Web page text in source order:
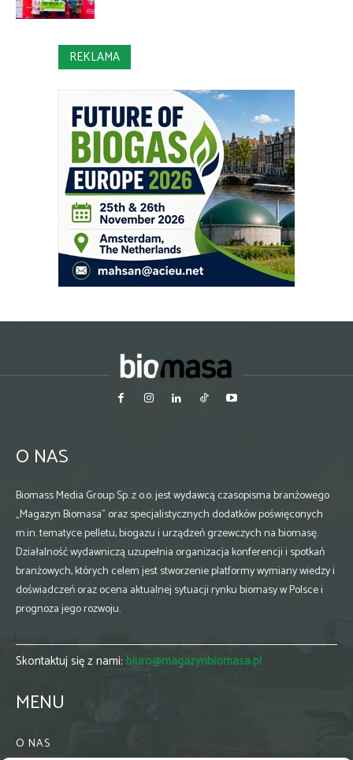
REKLAMA
O NAS
Biomass Media Group Sp. z o.o. jest wydawcą czasopisma branżowego
„Magazyn Biomasa” oraz specjalistycznych dodatków poświęconych
m.in. tematyce pelletu, biogazu i urządzeń grzewczych na biomasę.
Działalność wydawniczą uzupełnia organizacja konferencji i spotkań
branżowych, których celem jest stworzenie platformy wymiany wiedzy i
doświadczeń oraz ocena aktualnej sytuacji rynku biomasy w Polsce i
prognoza jego rozwoju.
Skontaktuj się z nami: biuro@magazynbiomasa.pl
MENU
O NAS